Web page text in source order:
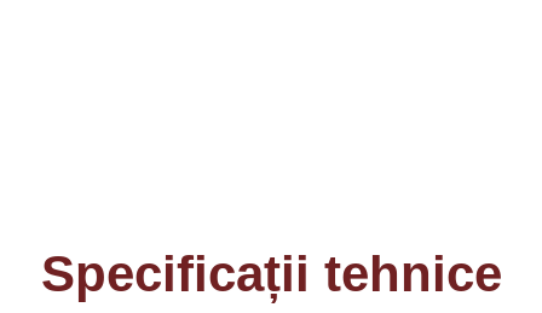
Specificații tehnice